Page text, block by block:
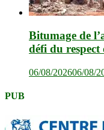
Bitumage de
défi du respect
06/08/202606/08/
PUB